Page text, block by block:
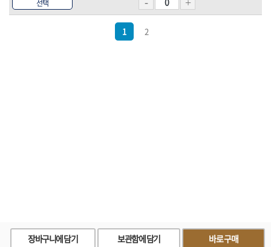
선택
1 2
장바구니에 담기 보관함에 담기 바로구매